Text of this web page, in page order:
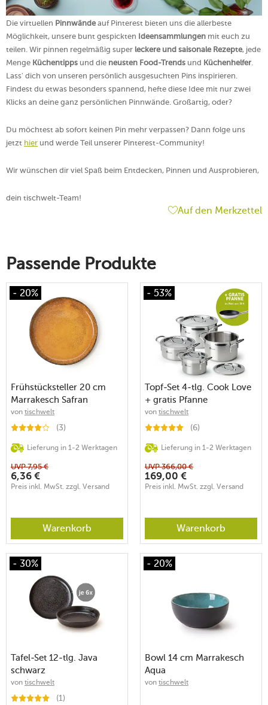
Die virtuellen Pinnwändeauf Pinterest bieten uns die allerbeste
Möglichkeit, unsere bunt gespickten Ideensammlungen mit euch zu
teilen. Wir pinnen regelmäßig super leckere und saisonale Rezepte, jede
Menge Küchentipps und die neusten Food-Trends und Küchenhelfer
Lass' dich von unseren persönlich ausgesuchten Pins inspirieren.
Findest du etwas besonders spannend, hefte diese Idee mit nur zwei
Klicks an deine ganz persönlichen Pinnwände. Großartig, oder?
Du möchtest ab sofort keinen Pin mehr verpassen? Dann folge uns
jetzt hier und werde Teil unserer Pinterest-Community!
Wir wünschen dir viel Spaß beim Entdecken, Pinnen und Ausprobieren,
dein tischwelt-Team!
Auf den Merkzettel
Passende Produkte
- 20%
Frühstücksteller 20 cm
Marrakesch Safran
von tischwelt
(3)
Lieferung in 1-2 Werktagen
UVP7,95 €
6,36 €
Preis inkl. MwSt. zzgl. Versand
Warenkorb
- 53%
Topf-Set 4-tlg. Cook Love
+ gratis Pfanne
von tischwelt
(6)
Lieferung in 1-2 Werktagen
UVP366,00 €
169,00 €
Preis inkl. MwSt. zzgl. Versand
Warenkorb
- 30%
Tafel-Set 12-tlg. Java
schwarz
von tischwelt
(1)
- 20%
Bowl 14 cm Marrakesch
Aqua
von tischwelt